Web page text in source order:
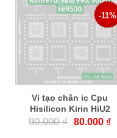
-11%
Vỉ tạo chân ic Cpu
Hisilicon Kirin HiU2
90.000₫ 80.000 ₫